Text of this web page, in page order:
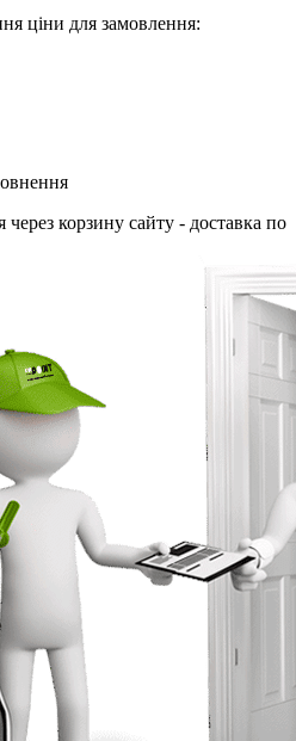
ціни для замовлення:
корзину сайту - доставка по